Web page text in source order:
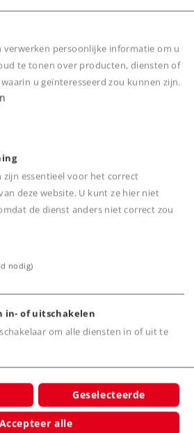
voor dag/nacht
loc-adressen.
weergegeven.
kunnen worden
te laden via Central
de actuele vorm- en
verwerken persoonlijke informatie om u
te tonen over producten, diensten of
u geïnteresseerd zou kunnen zijn.
zijn essentieel voor het correct
deze website. U kunt ze hier niet
de dienst anders niet correct zou
nodig)
in- of uitschakelen
om alle diensten in of uit te
Geselecteerde
Accepteer alle